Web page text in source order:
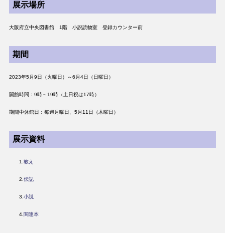
展示場所
大阪府立中央図書館 1階 小説読物室 登録カウンター前
期間
2023年5月9日（火曜日）～6月4日（日曜日）
開館時間：9時～19時（土日祝は17時）
期間中休館日：毎週月曜日、5月11日（木曜日）
展示資料
​ 1. 教え
2. 伝記
3. 小説
4. 関連本